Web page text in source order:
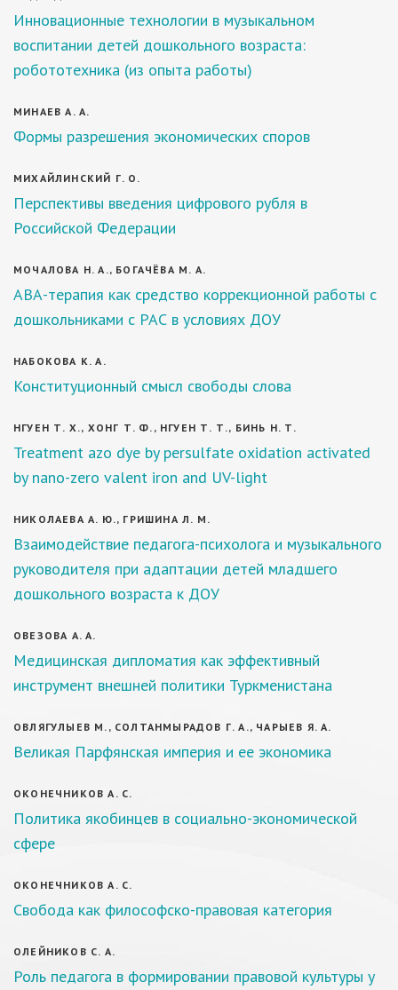
Инновационные технологии в музыкальном
воспитании детей дошкольного возраста:
робототехника (из опыта работы)
МИНАЕВ А. А.
Формы разрешения экономических споров
МИХАЙЛИНСКИЙ Г. О.
Перспективы введения цифрового рубля в
Российской Федерации
МОЧАЛОВА Н. А., БОГАЧЁВА М. А.
АВА-терапия как средство коррекционной работы с
дошкольниками с РАС в условиях ДОУ
НАБОКОВА К. А.
Конституционный смысл свободы слова
НГУЕН Т. Х., ХОНГ Т. Ф., НГУЕН Т. Т., БИНЬ Н. Т.
Treatment azo dye by persulfate oxidation activated
by nano-zero valent iron and UV-light
НИКОЛАЕВА А. Ю., ГРИШИНА Л. М.
Взаимодействие педагога-психолога и музыкального
руководителя при адаптации детей младшего
дошкольного возраста к ДОУ
ОВЕЗОВА А. А.
Медицинская дипломатия как эффективный
инструмент внешней политики Туркменистана
ОВЛЯГУЛЫЕВ М., СОЛТАНМЫРАДОВ Г. А., ЧАРЫЕВ Я. А.
Великая Парфянская империя и ее экономика
ОКОНЕЧНИКОВ А. С.
Политика якобинцев в социально-экономической
сфере
ОКОНЕЧНИКОВ А. С.
Свобода как философско-правовая категория
ОЛЕЙНИКОВ С. А.
Роль педагога в формировании правовой культуры у